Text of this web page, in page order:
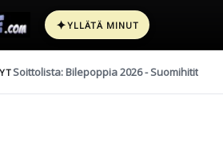
✦YLLÄTÄ MINUT
Soittolista: Bilepoppia 2026 - Suomihitit